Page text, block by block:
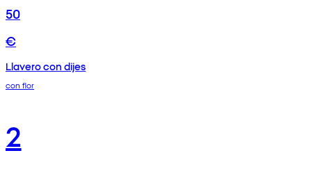
50
€
Llavero con dijes
con flor
2